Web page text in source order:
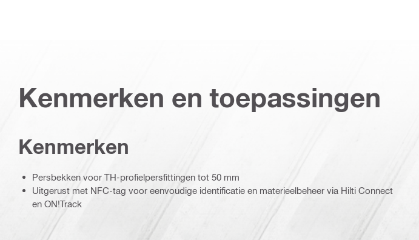
Kenmerken en toepassingen
Kenmerken
Persbekken voor TH-profielpersfittingen tot 50 mm
Uitgerust met NFC-tag voor eenvoudige identificatie en materieelbeheer via Hilti Connect
en ON!Track